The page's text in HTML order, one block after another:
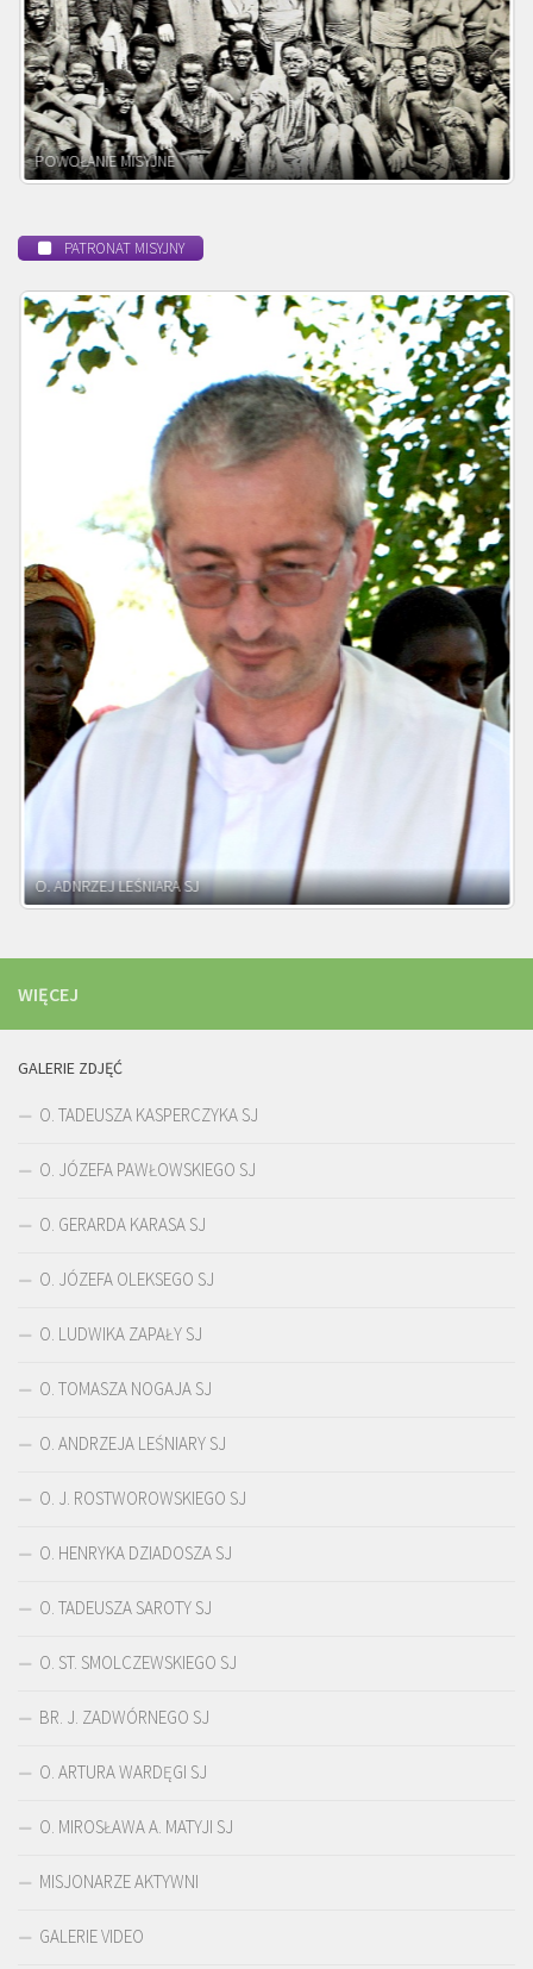
BEATYFIKACJA
PATRONAT MISYJNY
WIĘCEJ
GALERIE ZDJĘĆ
O. TADEUSZA KASPERCZYKA SJ
O. JÓZEFA PAWŁOWSKIEGO SJ
O. GERARDA KARASA SJ
O. JÓZEFA OLEKSEGO SJ
O. LUDWIKA ZAPAŁY SJ
O. TOMASZA NOGAJA SJ
O. ANDRZEJA LEŚNIARY SJ
O. J. ROSTWOROWSKIEGO SJ
O. HENRYKA DZIADOSZA SJ
O. TADEUSZA SAROTY SJ
O. ST. SMOLCZEWSKIEGO SJ
BR. J. ZADWÓRNEGO SJ
O. ARTURA WARDĘGI SJ
O. MIROSŁAWA A. MATYJI SJ
MISJONARZE AKTYWNI
GALERIE VIDEO